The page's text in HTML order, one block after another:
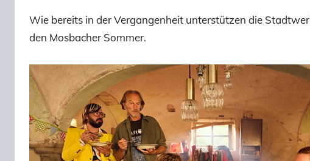
Wie bereits in der Vergangenheit unterstützen die
den Mosbacher Sommer.